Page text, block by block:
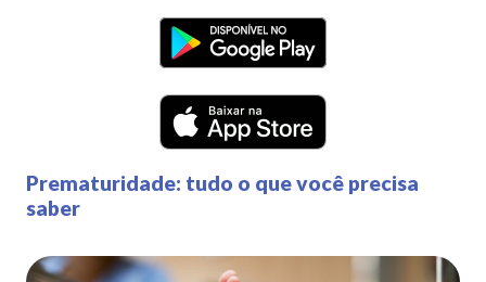
Prematuridade: tudo o que você precisa
saber